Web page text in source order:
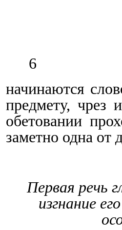
6
начинаются
предмету, чрез
обетовании
заметно одна от
Первая речь
изгнание